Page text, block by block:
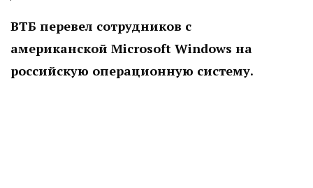
ВТБ перевел сотрудников с
американской Microsoft Windows на
российскую операционную систему.